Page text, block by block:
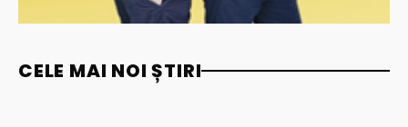
CELE MAI NOI ȘTIRI